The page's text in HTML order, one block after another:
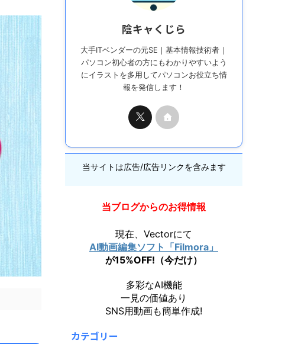
陰キャくじら
大手ITベンダーの元SE｜基本情報技術者｜
パソコン初心者の方にもわかりやすいよう
にイラストを多用してパソコンお役立ち情
報を発信します！
当サイトは広告/広告リンクを含みます
当ブログからのお得情報
現在、Vectorにて
AI動画編集ソフト「Filmora」
が15%OFF!（今だけ）
多彩なAI機能
一見の価値あり
SNS用動画も簡単作成!
カテゴリー